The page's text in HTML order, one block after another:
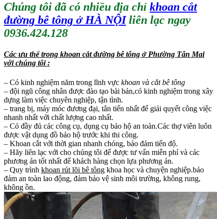
Chúng tôi đã có nhiều địa chỉ khoan cắt
đường bê tông ở HÀ NỘIliên lạc ngay
0936.424.128
Các ưu thế trong khoan cắt đường bê tông ở Phường Tân Mai
với chúng tôi :
– Có kinh nghiệm năm trong lĩnh vực khoan và cắt bê tông
– đội ngũ công nhân được đào tạo bài bản,có kinh nghiệm trong xây
dựng làm việc chuyên nghiệp, tận tình.
– trang bị, máy móc đương đại, tân tiến nhất để giải quyết công việc
nhanh nhất với chất lượng cao nhất.
– Có đầy đủ các công cụ, dụng cụ bảo hộ an toàn.Các thợ viên luôn
được vật dụng đồ bảo hộ trước khi thi công.
– Khoan cắt với thời gian nhanh chóng, bảo đảm tiến độ.
– Hãy liên lạc với cho chúng tôi để được tư vấn miễn phí và các
phương án tốt nhất để khách hàng chọn lựa phương án.
– Quy trình khoan rút lõi bê tông khoa học và chuyện nghiệp.bảo
đảm an toàn lao động, đảm bảo vệ sinh môi trường, không rung,
không ồn.